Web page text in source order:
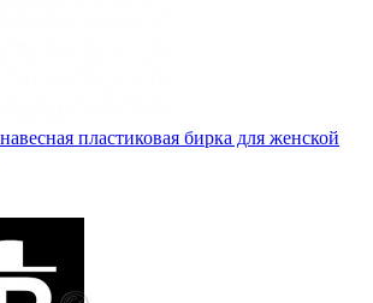
пластиковая бирка для женской